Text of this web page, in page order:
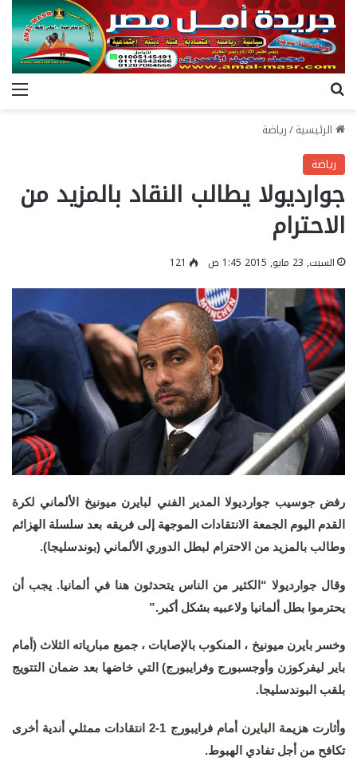
الرئيسية/رياضة
رياضة
جوارديولا يطالب النقاد بالمزيد من
الاحترام
السبت, 23 مايو, 2015 1:45 ص 121
رفض جوسيب جوارديولا المدير الفني لبايرن ميونيخ الألماني لكرة
القدم اليوم الجمعة الانتقادات الموجهة إلى فريقه بعد سلسلة الهزائم
وطالب بالمزيد من الاحترام لبطل الدوري الألماني (بوندسليجا).
وقال جوارديولا “الكثير من الناس يتحدثون هنا في ألمانيا. يجب أن
يحترموا بطل ألمانيا ولاعبيه بشكل أكبر.”
وخسر بايرن ميونيخ ، المنكوب بالإصابات ، جميع مبارياته الثلاث (أمام
باير ليفركوزن وأوجسبورج وفرايبورج) التي خاضها بعد ضمان التتويج
بلقب البوندسليجا.
وأثارت هزيمة البايرن أمام فرايبورج 1-2 انتقادات ممثلي أندية أخرى
تكافح من أجل تفادي الهبوط.